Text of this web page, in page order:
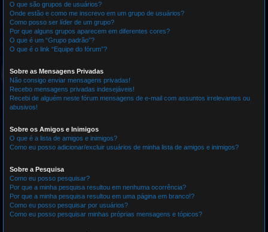
O que são grupos de usuários?
Onde estão e como me inscrevo em um grupo de usuários?
Como posso ser líder de um grupo?
Por que alguns grupos aparecem em diferentes cores?
O que é um “Grupo padrão”?
O que é o link “Equipe do fórum”?
Sobre as Mensagens Privadas
Não consigo enviar mensagens privadas!
Recebo mensagens privadas indesejáveis!
Recebi de alguém neste fórum mensagens de e-mail com assuntos irrelevantes ou
abusivos!
Sobre os Amigos e Inimigos
O que é a lista de amigos e inimigos?
Como eu posso adicionar/excluir usuários de minha lista de amigos e inimigos?
Sobre a Pesquisa
Como eu posso pesquisar?
Por que a minha pesquisa resultou em nenhuma ocorrência?
Por que a minha pesquisa resultou em uma página em branco!?
Como eu posso pesquisar por usuários?
Como eu posso pesquisar minhas próprias mensagens e tópicos?